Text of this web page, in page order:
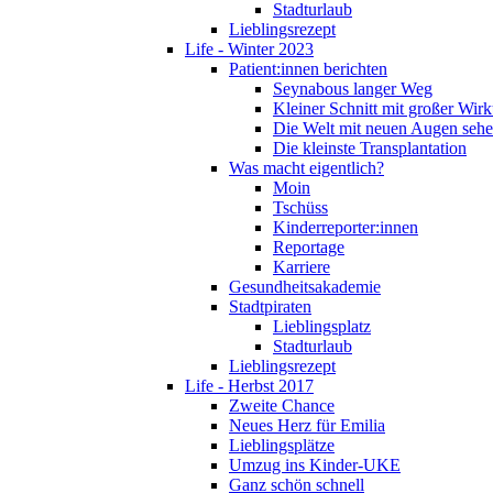
Stadturlaub
Lieblingsrezept
Life - Winter 2023
Patient:innen berichten
Seynabous langer Weg
Kleiner Schnitt mit großer
Die Welt mit neuen Augen
Die kleinste Transplantation
Was macht eigentlich?
Moin
Tschüss
Kinderreporter:innen
Reportage
Karriere
Gesundheitsakademie
Stadtpiraten
Lieblingsplatz
Stadturlaub
Lieblingsrezept
Life - Herbst 2017
Zweite Chance
Neues Herz für Emilia
Lieblingsplätze
Umzug ins Kinder-UKE
Ganz schön schnell